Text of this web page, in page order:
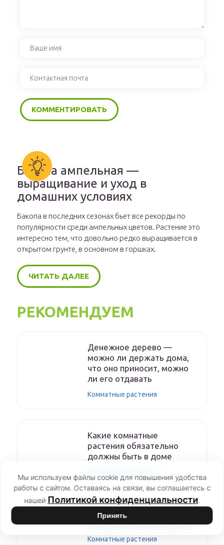
Бакопа ампельная —
выращивание и уход в
домашних условиях
Бакопа в последних сезонах бьет все рекорды по
популярности среди ампельных цветов. Растение это
интересно тем, что довольно редко выращивается в
открытом грунте, в основном в горшках.
ЧИТАТЬ ДАЛЕЕ
РЕКОМЕНДУЕМ
Денежное дерево —
можно ли держать дома,
что оно приносит, можно
ли его отдавать
Комнатные растения
Какие комнатные
растения обязательно
должны быть в доме
Фикус — уход в домашних
условиях, болезни фикуса
Комнатные растения
Мы используем файлы cookie для повышения удобства
работы с сайтом. Оставаясь на связи, вы соглашаетесь с
нашей Политикой конфиденциальности.
Принять